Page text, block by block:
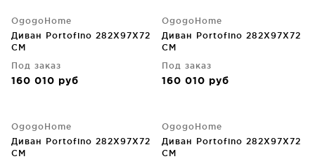
OgogoHome
Диван Portofino 282X97X72
CM
Под заказ
160 010 руб
OgogoHome
Диван Portofino 282X97X72
CM
Под заказ
160 010 руб
OgogoHome
Диван Portofino 282X97X72
CM
OgogoHome
Диван Portofino 282X97X72
CM